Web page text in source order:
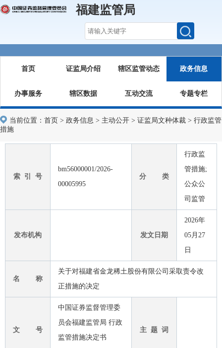
福建监管局
首页 证监局介绍 辖区监管动态 政务信息
办事服务 辖区数据 互动交流 专题专栏
当前位置： 首页 > 政务信息 > 主动公开 > 证监局文种体裁 > 行政监管
措施
索 引 号
bm56000001/2026-
00005995
分 类
行政监
管措施;
公众公
司监管
发布机构 发文日期
2026年
05月27
日
名 称
关于对福建省金龙稀土股份有限公司采取责令改
正措施的决定
文 号
中国证券监督管理委
员会福建监管局 行政
监管措施决定书
主 题 词